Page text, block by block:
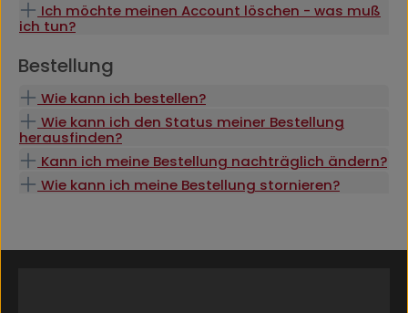
Ich möchte meinen Account löschen - was muß
ich tun?
Bestellung
Wie kann ich bestellen?
Wie kann ich den Status meiner Bestellung
herausfinden?
Kann ich meine Bestellung nachträglich ändern?
Wie kann ich meine Bestellung stornieren?